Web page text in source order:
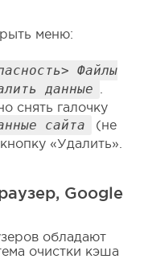
меню:
Файлы
данные
снять галочку
сайта
(не
«Удалить».
Google
обладают
очистки кэша